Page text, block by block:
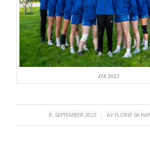
J16 2023
8. SEPTEMBER 2023
/ AV FLORØ SK